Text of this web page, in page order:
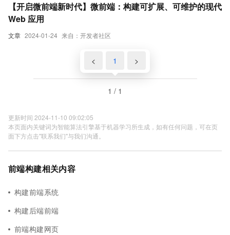
文章 2024-01-24 来自：开发者社区
【开启微前端新时代】微前端：构建可扩展、可维护的现代
Web 应用
< 1 >
1 / 1
更新时间 2024-11-10 09:02:05
本页面内关键词为智能算法引擎基于机器学习所生成，如有任何问题，可在页
面下方点击"联系我们"与我们沟通。
前端构建相关内容
构建前端系统
构建后端前端
前端构建网页